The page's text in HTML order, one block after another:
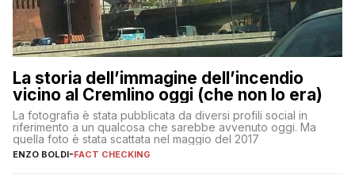
La storia dell’immagine dell’incendio
vicino al Cremlino oggi (che non lo era)
La fotografia è stata pubblicata da diversi profili social in
riferimento a un qualcosa che sarebbe avvenuto oggi. Ma
quella foto è stata scattata nel maggio del 2017
ENZO BOLDI-FACT CHECKING